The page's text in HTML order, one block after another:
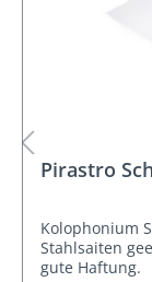
Pirastro
Kolophonium
Stahlsaiten
gute Haftung.